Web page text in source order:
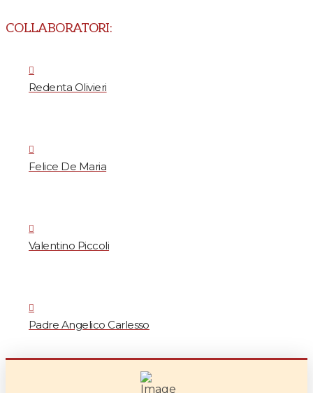
COLLABORATORI:
Redenta Olivieri
Felice De Maria
Valentino Piccoli
Padre Angelico Carlesso